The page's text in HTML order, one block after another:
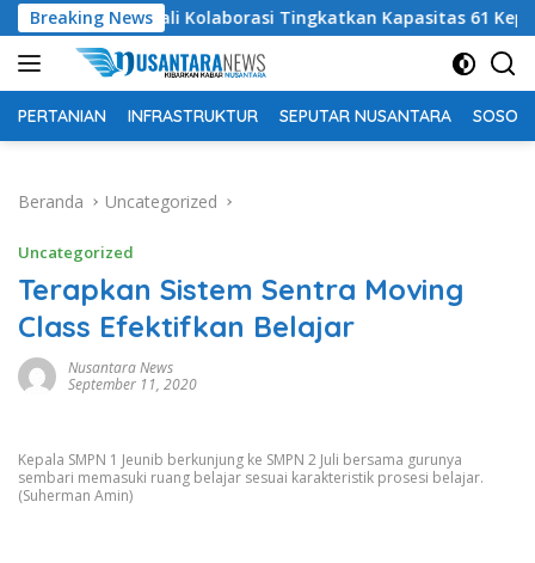
Langsung
ke
konten
Breaking News
Kolaborasi Tingkatkan Kapasitas 61 Kepala Sekolah di
PERTANIAN INFRASTRUKTUR SEPUTAR NUSANTARA SOSOK
Beranda Uncategorized
Uncategorized
Terapkan Sistem Sentra Moving
Class Efektifkan Belajar
Nusantara News
September 11, 2020
Kepala SMPN 1 Jeunib berkunjung ke SMPN 2 Juli bersama gurunya
sembari memasuki ruang belajar sesuai karakteristik prosesi belajar.
(Suherman Amin)